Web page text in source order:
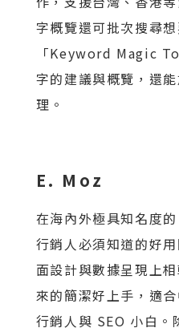
字概覽還可批次搜尋
「Keyword Magic
字的建議與概覽，還
理。
E. Moz
在海內外極具知名度
行銷人必須知道的好
面設計與數據呈現上
來的簡潔好上手，適
行銷人與 SEO 小白